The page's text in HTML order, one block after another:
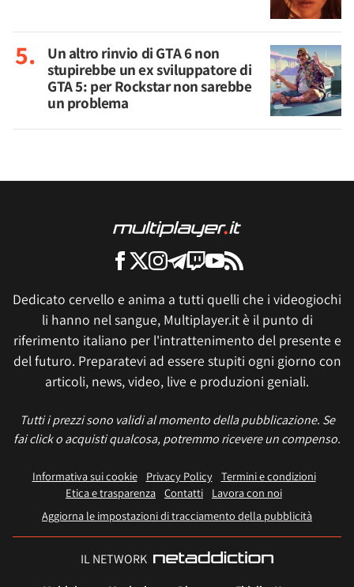
Un altro rinvio di GTA 6 non
stupirebbe un ex sviluppatore di
GTA 5: per Rockstar non sarebbe
un problema
Dedicato cervello e anima a tutti quelli che i videogiochi
li hanno nel sangue, Multiplayer.it è il punto di
riferimento italiano per l'intrattenimento del presente e
del futuro. Preparatevi ad essere stupiti ogni giorno con
articoli, news, video, live e produzioni geniali.
Tutti i prezzi sono validi al momento della pubblicazione. Se
fai click o acquisti qualcosa, potremmo ricevere un compenso.
Informativa sui cookie Privacy Policy
Termini e condizioni
Etica e trasparenza Contatti
Lavora con noi
Aggiorna le impostazioni di tracciamento della pubblicità
IL NETWORK